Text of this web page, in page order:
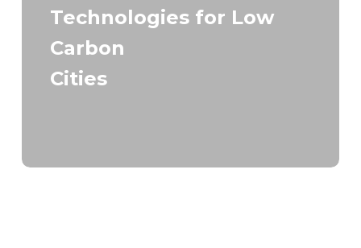
Technologies for Low
Carbon
Cities